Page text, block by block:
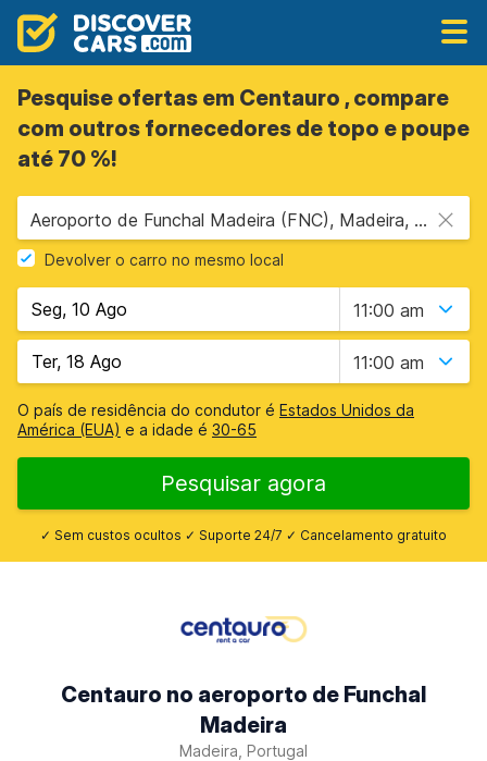
Pesquise ofertas em Centauro , compare
com outros fornecedores de topo e poupe
até 70 %!
Aeroporto de Funchal Madeira (FNC), Madeira, Portugal
Devolver o carro no mesmo local
11:00 am
11:00 am
O país de residência do condutor é Estados Unidos da
América (EUA) e a idade é 30-65
Pesquisar agora
✓ Sem custos ocultos ✓ Suporte 24/7 ✓ Cancelamento gratuito
Centauro no aeroporto de Funchal
Madeira
Madeira, Portugal